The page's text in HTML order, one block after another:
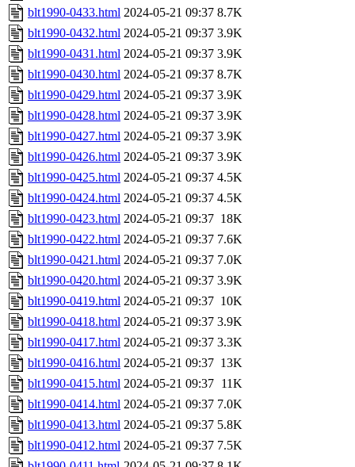
blt1990-0433.html 2024-05-21 09:37 8.7K
blt1990-0432.html 2024-05-21 09:37 3.9K
blt1990-0431.html 2024-05-21 09:37 3.9K
blt1990-0430.html 2024-05-21 09:37 8.7K
blt1990-0429.html 2024-05-21 09:37 3.9K
blt1990-0428.html 2024-05-21 09:37 3.9K
blt1990-0427.html 2024-05-21 09:37 3.9K
blt1990-0426.html 2024-05-21 09:37 3.9K
blt1990-0425.html 2024-05-21 09:37 4.5K
blt1990-0424.html 2024-05-21 09:37 4.5K
blt1990-0423.html 2024-05-21 09:37 18K
blt1990-0422.html 2024-05-21 09:37 7.6K
blt1990-0421.html 2024-05-21 09:37 7.0K
blt1990-0420.html 2024-05-21 09:37 3.9K
blt1990-0419.html 2024-05-21 09:37 10K
blt1990-0418.html 2024-05-21 09:37 3.9K
blt1990-0417.html 2024-05-21 09:37 3.3K
blt1990-0416.html 2024-05-21 09:37 13K
blt1990-0415.html 2024-05-21 09:37 11K
blt1990-0414.html 2024-05-21 09:37 7.0K
blt1990-0413.html 2024-05-21 09:37 5.8K
blt1990-0412.html 2024-05-21 09:37 7.5K